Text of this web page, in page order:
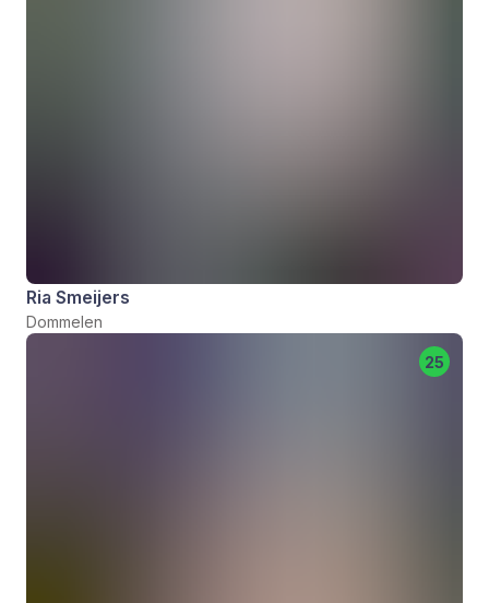
Ria Smeijers
Dommelen
25